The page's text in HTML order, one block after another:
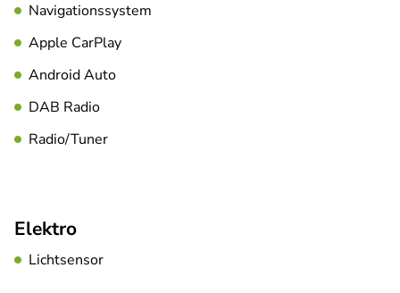
Navigationssystem
Apple CarPlay
Android Auto
DAB Radio
Radio/Tuner
Elektro
Lichtsensor